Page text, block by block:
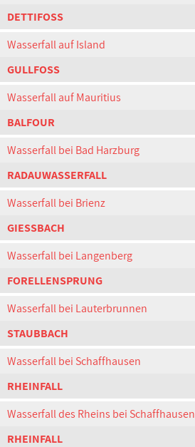
DETTIFOSS
Wasserfall auf Island
GULLFOSS
Wasserfall auf Mauritius
BALFOUR
Wasserfall bei Bad Harzburg
RADAUWASSERFALL
Wasserfall bei Brienz
GIESSBACH
Wasserfall bei Langenberg
FORELLENSPRUNG
Wasserfall bei Lauterbrunnen
STAUBBACH
Wasserfall bei Schaffhausen
RHEINFALL
Wasserfall des Rheins bei Schaffhausen
RHEINFALL